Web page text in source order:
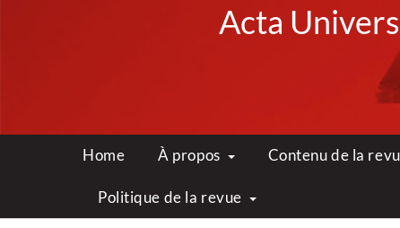
Acta
Home À propos Contenu de la
Politique de la revue